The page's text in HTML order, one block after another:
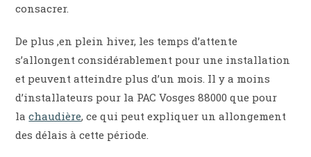
consacrer.
De plus ,en plein hiver, les temps d’attente
s’allongent considérablement pour une installation
et peuvent atteindre plus d’un mois. Il y a moins
d’installateurs pour la PAC Vosges 88000 que pour
lachaudière, ce qui peut expliquer un allongement
des délais à cette période.